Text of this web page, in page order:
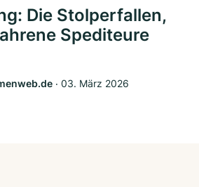
Die Stolperfallen,
Spediteure
‧ 03. März 2026